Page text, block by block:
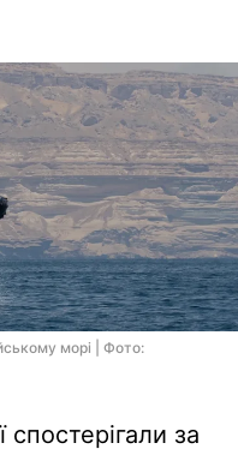
морі | Фото:
спостерігали за